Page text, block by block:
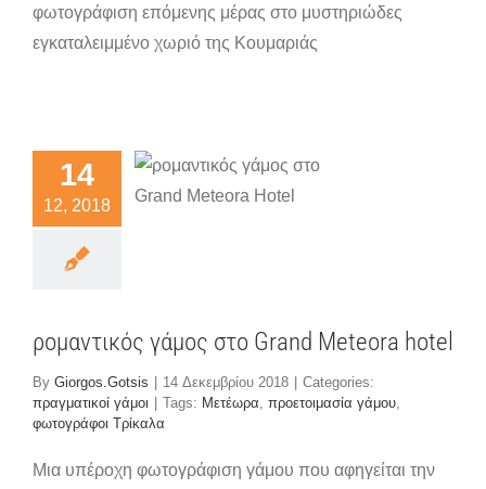
φωτογράφιση επόμενης μέρας στο μυστηριώδες
εγκαταλειμμένο χωριό της Κουμαριάς
14
12, 2018
στο
hotel
ρομαντικός γάμος στο Grand Meteora hotel
By Giorgos.Gotsis 14 Δεκεμβρίου 2018
Categories:
πραγματικοί γάμοι
Tags: Μετέωρα προετοιμασία γάμου,
φωτογράφοι Τρίκαλα
Μια υπέροχη φωτογράφιση γάμου που αφηγείται την